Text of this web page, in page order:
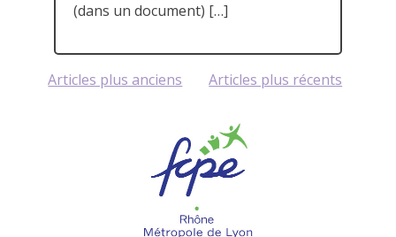
(dans un document) […]
Navigation
Articles plus anciens Articles plus récents